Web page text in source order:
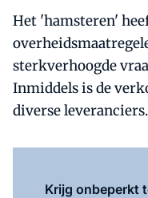
Het 'hamsteren'
sterkverhoogde
Inmiddels is de
diverse leveranciers.
Krijg onbeperkt